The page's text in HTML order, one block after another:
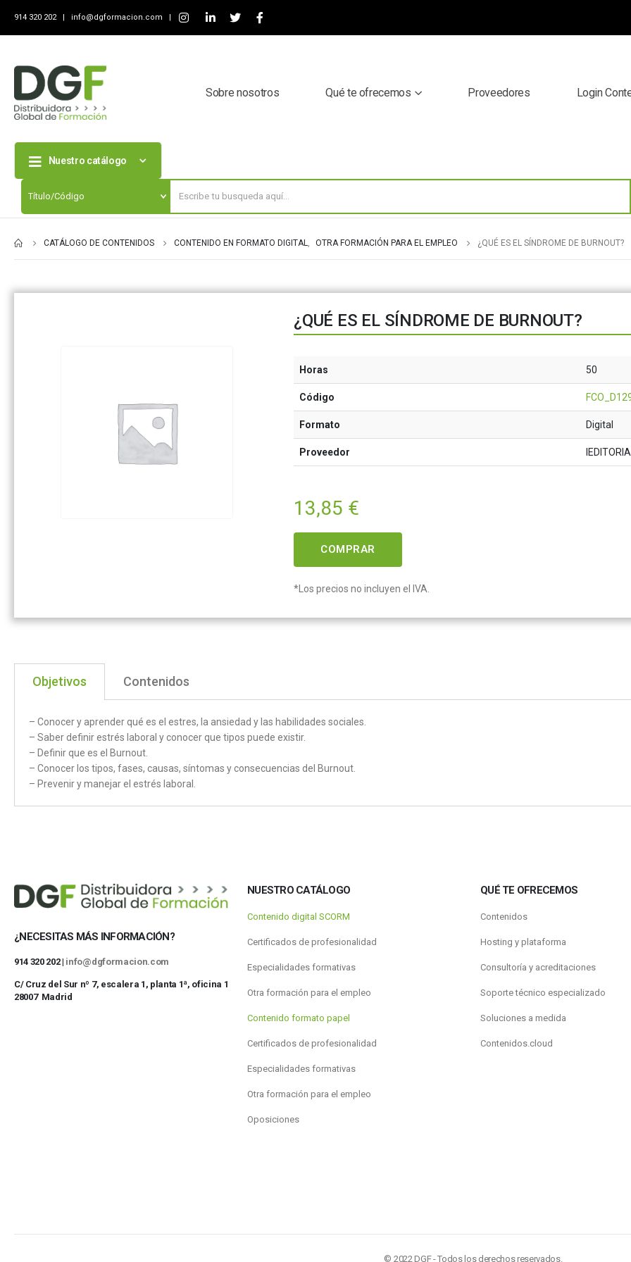
914 320 202 | info@dgformacion.com |
Sobre nosotros Qué te ofrecemos Proveedores Login
Nuestro catálogo
CATÁLOGO DE CONTENIDOS CONTENIDO EN FORMATO DIGITAL, OTRA FORMACIÓN PARA EL EMPLEO ¿QUÉ ES EL SÍNDROME DE BURNOUT?
¿QUÉ ES EL SÍNDROME DE BURNOUT?
Horas 50
Código
Formato Digital
Proveedor
13,85 €
COMPRAR
*Los precios no incluyen el IVA.
Objetivos Contenidos
– Conocer y aprender qué es el estres, la ansiedad y las habilidades sociales.
– Saber definir estrés laboral y conocer que tipos puede existir.
– Definir que es el Burnout.
– Conocer los tipos, fases, causas, síntomas y consecuencias del Burnout.
– Prevenir y manejar el estrés laboral.
¿NECESITAS MÁS INFORMACIÓN?
914 320 202 | info@dgformacion.com
C/ Cruz del Sur nº 7, escalera 1, planta 1ª, oficina 1
28007 Madrid
NUESTRO CATÁLOGO
Contenido digital SCORM
Certificados de profesionalidad
Especialidades formativas
Otra formación para el empleo
Contenido formato papel
Certificados de profesionalidad
Especialidades formativas
Otra formación para el empleo
Oposiciones
QUÉ TE OFRECEMOS
Contenidos
Hosting y plataforma
Consultoría y acreditaciones
Soporte técnico especializado
Soluciones a medida
Contenidos.cloud
© 2022 DGF - Todos los derechos reservados.